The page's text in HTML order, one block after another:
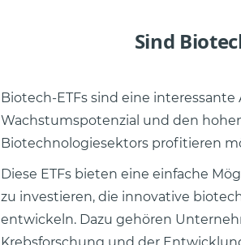
Sind
Biotech-ETFs sind eine
Wachstumspotenzial und den
Biotechnologiesektors profitieren
Diese ETFs bieten eine einfache
zu investieren, die innovative
entwickeln. Dazu gehören